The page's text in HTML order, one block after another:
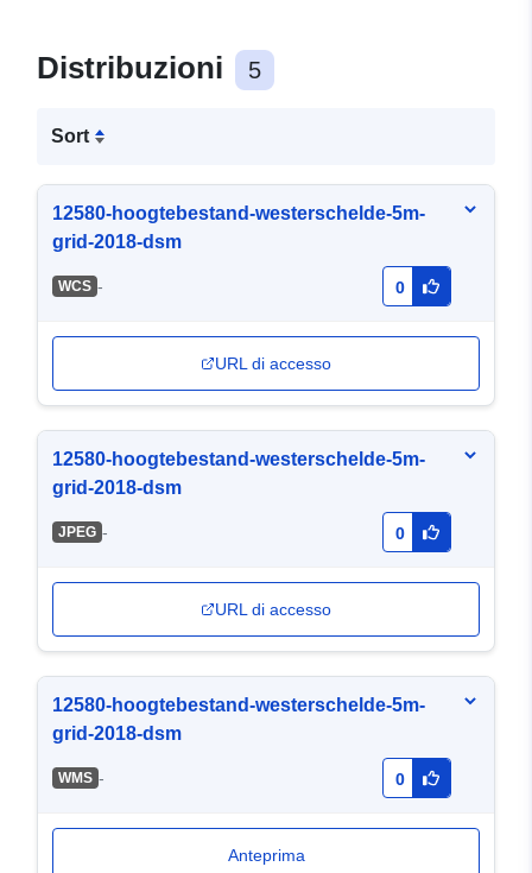
Distribuzioni 5
Sort
12580-hoogtebestand-westerschelde-5m-
grid-2018-dsm
WCS - 0
URL di accesso
12580-hoogtebestand-westerschelde-5m-
grid-2018-dsm
JPEG - 0
URL di accesso
12580-hoogtebestand-westerschelde-5m-
grid-2018-dsm
WMS - 0
Anteprima